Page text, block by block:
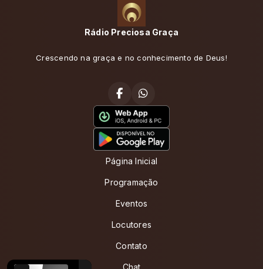
Rádio Preciosa Graça
Crescendo na graça e no conhecimento de Deus!
Página Inicial
Programação
Eventos
Locutores
Contato
Chat